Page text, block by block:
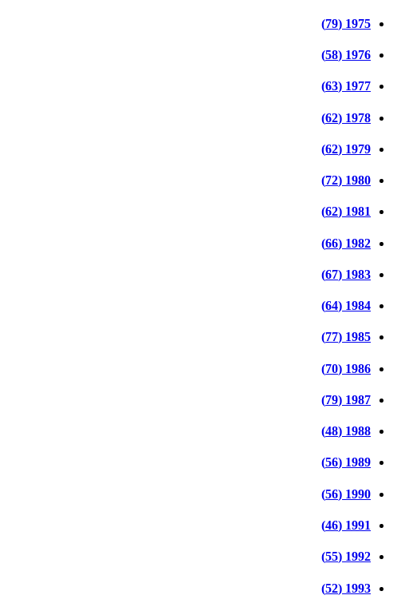
1975 (79)
1976 (58)
1977 (63)
1978 (62)
1979 (62)
1980 (72)
1981 (62)
1982 (66)
1983 (67)
1984 (64)
1985 (77)
1986 (70)
1987 (79)
1988 (48)
1989 (56)
1990 (56)
1991 (46)
1992 (55)
1993 (52)